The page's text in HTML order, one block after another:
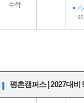
수학
기
9/
평촌캠퍼스 | 2027대